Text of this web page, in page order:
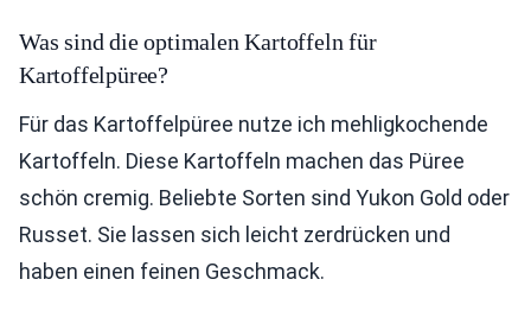
Was sind die optimalen Kartoffeln für
Kartoffelpüree?
Für das Kartoffelpüree nutze ich mehligkochende
Kartoffeln. Diese Kartoffeln machen das Püree
schön cremig. Beliebte Sorten sind Yukon Gold oder
Russet. Sie lassen sich leicht zerdrücken und
haben einen feinen Geschmack.